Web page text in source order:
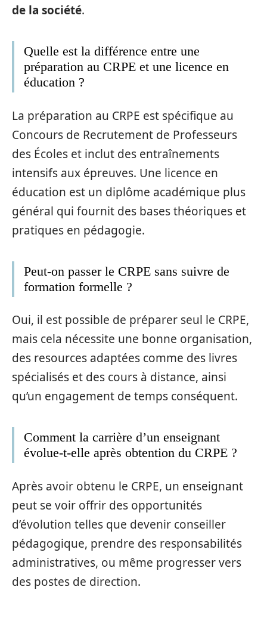
de la société.
Quelle est la différence entre une
préparation au CRPE et une licence en
éducation ?
La préparation au CRPE est spécifique au
Concours de Recrutement de Professeurs
des Écoles et inclut des entraînements
intensifs aux épreuves. Une licence en
éducation est un diplôme académique plus
général qui fournit des bases théoriques et
pratiques en pédagogie.
Peut-on passer le CRPE sans suivre de
formation formelle ?
Oui, il est possible de préparer seul le CRPE,
mais cela nécessite une bonne organisation,
des resources adaptées comme des livres
spécialisés et des cours à distance, ainsi
qu’un engagement de temps conséquent.
Comment la carrière d’un enseignant
évolue-t-elle après obtention du CRPE ?
Après avoir obtenu le CRPE, un enseignant
peut se voir offrir des opportunités
d’évolution telles que devenir conseiller
pédagogique, prendre des responsabilités
administratives, ou même progresser vers
des postes de direction.